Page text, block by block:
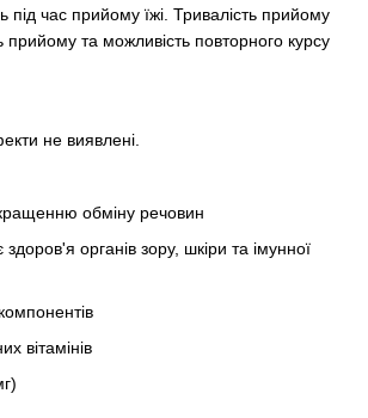
час прийому їжі. Тривалість прийому
та можливість повторного курсу
не виявлені.
обміну речовин
органів зору, шкіри та імунної
вітамінів